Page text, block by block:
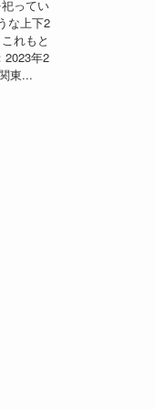
ってい
な上下2
れもと
2023年2
東...